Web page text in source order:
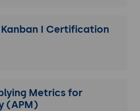
I Certification
Metrics for
(APM)